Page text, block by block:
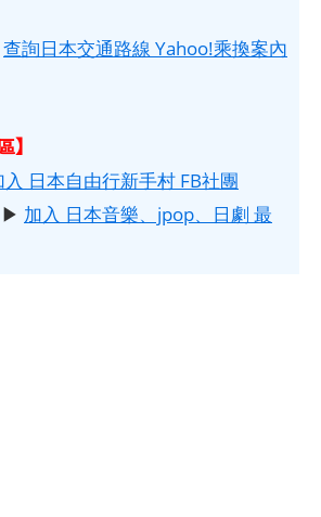
查詢日本交通路線 Yahoo!乘換案內
】
入 日本自由行新手村 FB社團
加入 日本音樂、jpop、日劇 最